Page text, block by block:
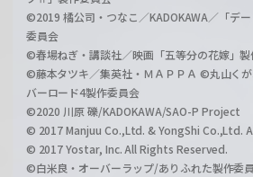
©2019 橘公司・つなこ／KADOKAWA／「デ
委員会
©春場ねぎ・講談社／映画「五等分の花嫁」製
©藤本タツキ／集英社・ＭＡＰＰＡ ©丸山くが
バーロード4製作委員会
©2020 川原 礫/KADOKAWA/SAO-P Project
© 2017 Manjuu Co.,Ltd. & YongShi Co.,Ltd.
© 2017 Yostar, Inc. All Rights Reserved.
©白米良・オーバーラップ/ありふれた製作委